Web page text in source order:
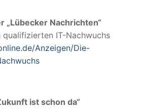
„Lübecker Nachrichten“
qualifizierten IT-Nachwuchs
Anzeigen/Die-
ist schon da“